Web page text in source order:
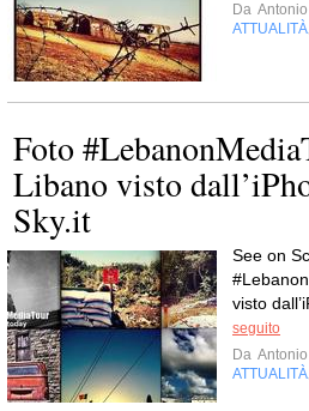
Da
ATTUALITÀ
Foto
Libano visto
Sky.it
See on
visto
seguito
Da
ATTUALITÀ